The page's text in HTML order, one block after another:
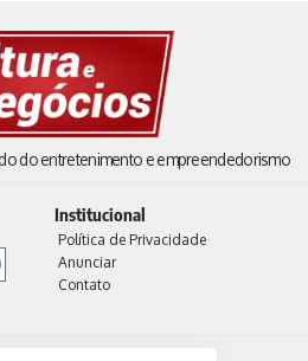
do entretenimento e empreendedorismo
Institucional
Política de Privacidade
Anunciar
Contato